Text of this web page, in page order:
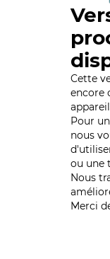
Cette
encore
Pour
nous
ou une
Nous
Merci